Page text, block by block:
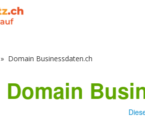
» Domain Businessdaten.ch
Domain